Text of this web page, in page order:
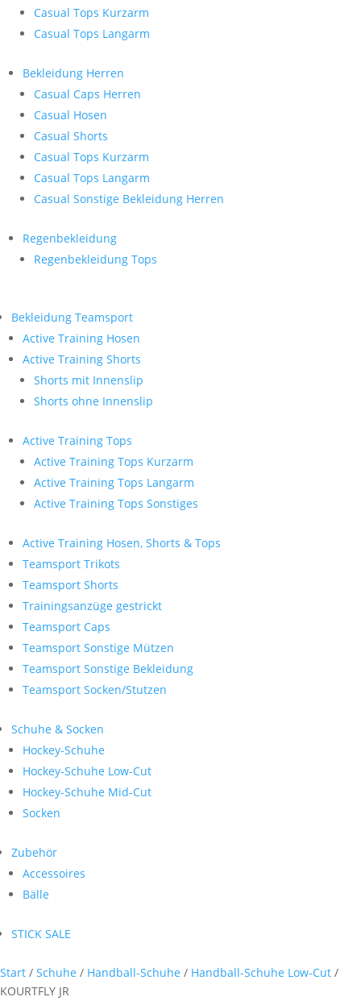
Casual Tops Kurzarm
Casual Tops Langarm
Bekleidung Herren
Casual Caps Herren
Casual Hosen
Casual Shorts
Casual Tops Kurzarm
Casual Tops Langarm
Casual Sonstige Bekleidung Herren
Regenbekleidung
Regenbekleidung Tops
Bekleidung Teamsport
Active Training Hosen
Active Training Shorts
Shorts mit Innenslip
Shorts ohne Innenslip
Active Training Tops
Active Training Tops Kurzarm
Active Training Tops Langarm
Active Training Tops Sonstiges
Active Training Hosen, Shorts & Tops
Teamsport Trikots
Teamsport Shorts
Trainingsanzüge gestrickt
Teamsport Caps
Teamsport Sonstige Mützen
Teamsport Sonstige Bekleidung
Teamsport Socken/Stutzen
Schuhe & Socken
Hockey-Schuhe
Hockey-Schuhe Low-Cut
Hockey-Schuhe Mid-Cut
Socken
Zubehör
Accessoires
Bälle
STICK SALE
Start / Schuhe / Handball-Schuhe / Handball-Schuhe Low-Cut /
KOURTFLY JR